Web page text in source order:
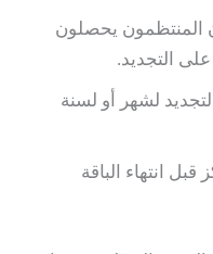
يحصلون
التجديد.
لشهر أو لسنة
انتهاء الباقة